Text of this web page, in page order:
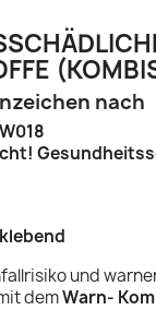
nach
und
demWarn-